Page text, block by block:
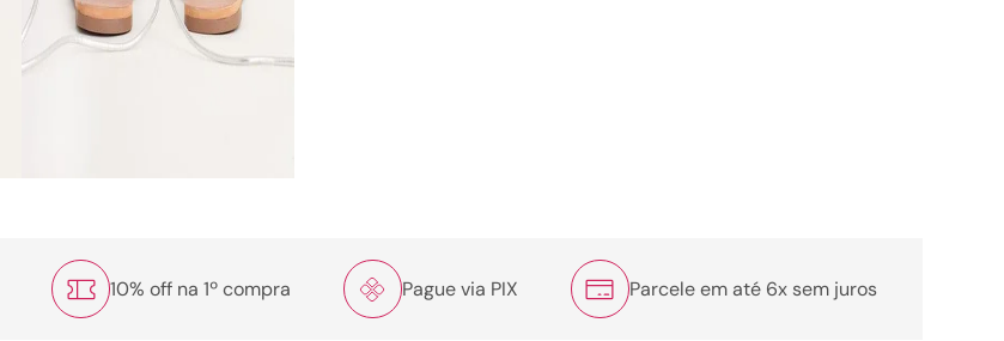
10% off na 1º compra Pague via PIX Parcele em até 6x sem juros